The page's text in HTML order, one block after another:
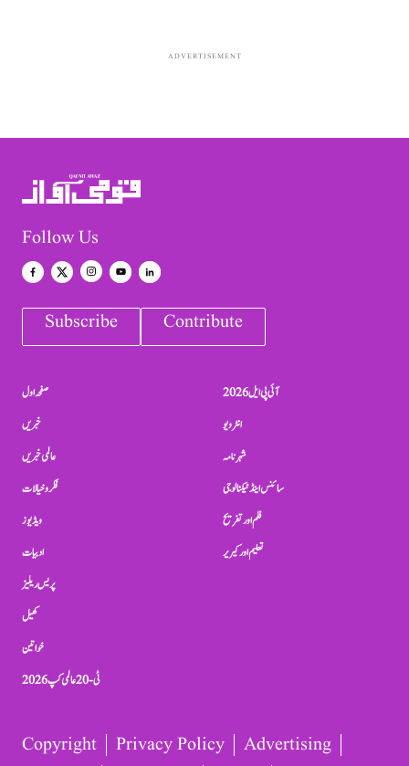
ADVERTISEMENT
Follow Us
Subscribe Contribute
صفحہ اول
خبریں
عالمی خبریں
فکر و خیالات
ویڈیوز
ادبیات
پریس ریلیز
کھیل
خواتین
ٹی-20 عالمی کپ 2026
آئی پی ایل 2026
انٹرویو
شہرنامہ
سائنس اینڈ ٹیکنالوجی
فلم اور تفریح
تعلیم اور کیریر
Copyright Privacy Policy
Advertising